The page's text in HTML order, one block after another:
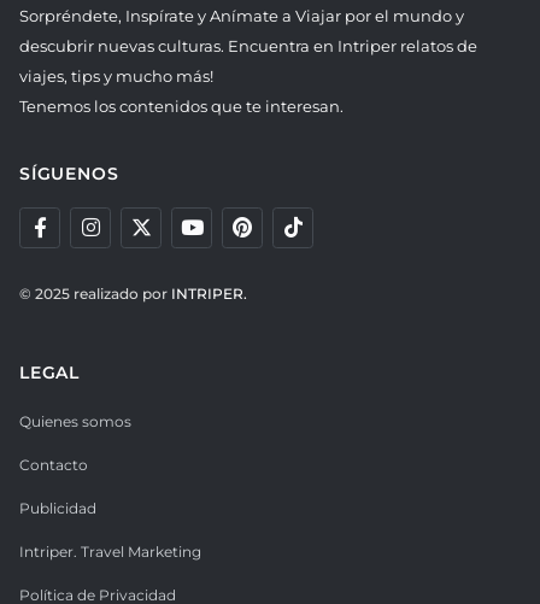
Sorpréndete, Inspírate y Anímate a Viajar por el mundo y
descubrir nuevas culturas. Encuentra en Intriper relatos de
viajes, tips y mucho más!
Tenemos los contenidos que te interesan.
SÍGUENOS
© 2025 realizado por INTRIPER.
LEGAL
Quienes somos
Contacto
Publicidad
Intriper. Travel Marketing
Política de Privacidad